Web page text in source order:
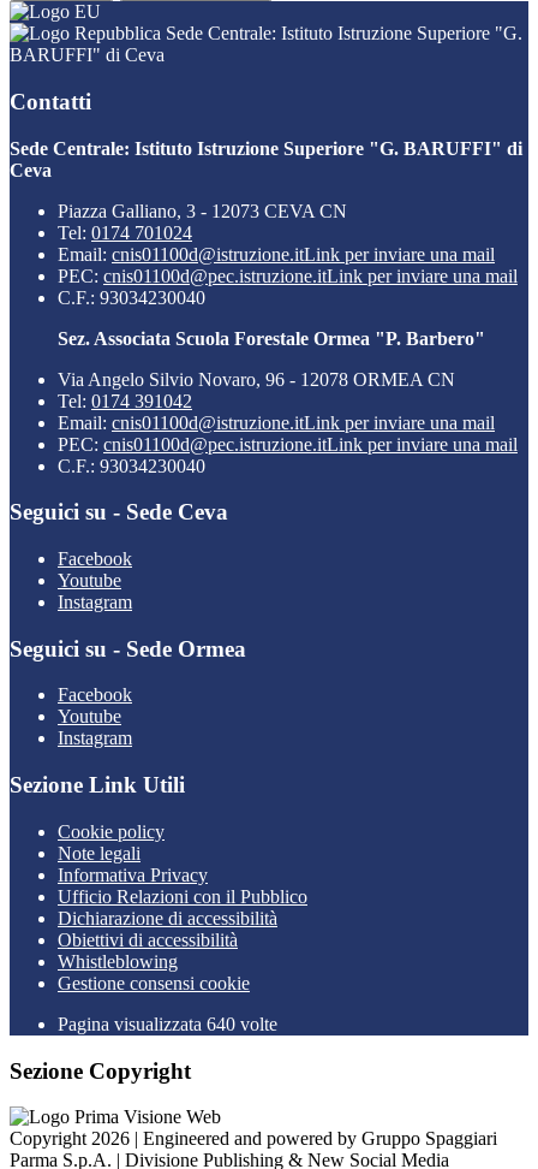
Sede Centrale: Istituto Istruzione Superiore "G.
BARUFFI" di Ceva
Contatti
Sede Centrale: Istituto Istruzione Superiore "G. BARUFFI" di
Ceva
Piazza Galliano, 3 - 12073 CEVA CN
Tel: 0174 701024
Email: cnis01100d@istruzione.itLink per inviare una mail
PEC: cnis01100d@pec.istruzione.itLink per inviare una mail
C.F.: 93034230040
Sez. Associata Scuola Forestale Ormea "P. Barbero"
Via Angelo Silvio Novaro, 96 - 12078 ORMEA CN
Tel: 0174 391042
Email: cnis01100d@istruzione.itLink per inviare una mail
PEC: cnis01100d@pec.istruzione.itLink per inviare una mail
C.F.: 93034230040
Seguici su - Sede Ceva
Facebook
Youtube
Instagram
Seguici su - Sede Ormea
Facebook
Youtube
Instagram
Sezione Link Utili
Cookie policy
Note legali
Informativa Privacy
Ufficio Relazioni con il Pubblico
Dichiarazione di accessibilità
Obiettivi di accessibilità
Whistleblowing
Gestione consensi cookie
Pagina visualizzata 640 volte
Sezione Copyright
Copyright 2026 | Engineered and powered by Gruppo Spaggiari
Parma S.p.A. | Divisione Publishing & New Social Media